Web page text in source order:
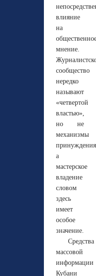
влияние
на
мнение.
сообщество
нередко
называют
«четвертой
властью»,
но не
механизмы
а
мастерское
владение
словом
здесь
имеет
особое
значение.
Средства
массовой
информации
Кубани